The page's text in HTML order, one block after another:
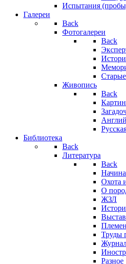
Испытания
Галереи
Back
Фотогалереи
Back
Живопись
Back
Библиотека
Back
Литература
Back
Охота
О
ЖЗЛ
Труды
Разное